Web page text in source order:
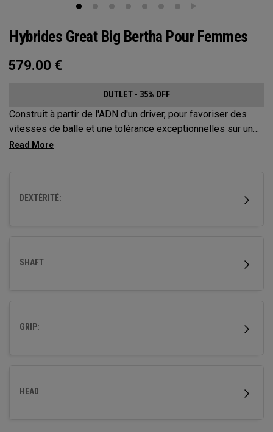
Hybrides Great Big Bertha Pour Femmes
579.00 €
OUTLET - 35% OFF
Construit à partir de l'ADN d'un driver, pour favoriser des
vitesses de balle et une tolérance exceptionnelles sur une
variété de coups.
DEXTÉRITÉ:
SHAFT
GRIP:
HEAD